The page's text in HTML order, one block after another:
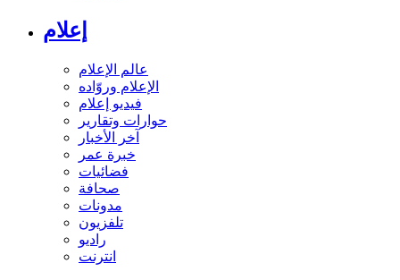
إعلام
عالم الإعلام
الإعلام وروّاده
فيديو إعلام
حوارات وتقارير
آخر الأخبار
خبرة عمر
فضائيات
صحافة
مدونات
تلفزيون
راديو
انترنت